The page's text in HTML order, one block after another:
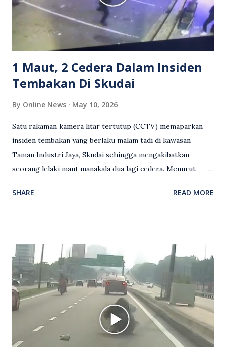
serta memuji pemandu Grab kerana campur tangan.
Sebahagian netizen turut meminta pihak berkuasa
mengambil tindakan tegas, manakala ada yang bersimpati
terhadap wanita dipercayai menjadi mangs...
1 Maut, 2 Cedera Dalam Insiden
Tembakan Di Skudai
By Online News May 10, 2026
Satu rakaman kamera litar tertutup (CCTV) memaparkan
insiden tembakan yang berlaku malam tadi di kawasan
Taman Industri Jaya, Skudai sehingga mengakibatkan
seorang lelaki maut manakala dua lagi cedera. Menurut
kejadian berlaku sekitar jam 11 malam dan pihak polis
hiburan di kawasan berkenaan. Seorang mangsa disahkan
meninggal dunia di lokasi kejadian akibat terkena tembakan,
manakala seorang lagi mangsa mengalami kecederaan.
Turut dipercayai terdapat seorang lagi individu cedera
namun identitinya masih belum dikenal pasti selepas dibawa
keluar dari lokasi oleh kenalannya. Polis kini sedang giat
mengesan dua suspek yang masih bebas bagi membantu
SHARE READ MORE